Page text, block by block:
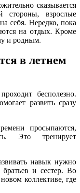
сказывается
взрослые
себя. Нередко, пока
на отдых. Кроме
и родным.
в летнем
бесполезно.
развить сразу
просыпаются,
Это тренирует
навык нужно
и сестер. Во
коллективе, где